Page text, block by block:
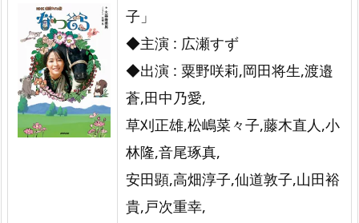
子」
◆主演 : 広瀬すず
◆出演 : 粟野咲莉,岡田将生,渡邉
蒼,田中乃愛,
草刈正雄,松嶋菜々子,藤木直人,小
林隆,音尾琢真,
安田顕,高畑淳子,仙道敦子,山田裕
貴,戸次重幸,